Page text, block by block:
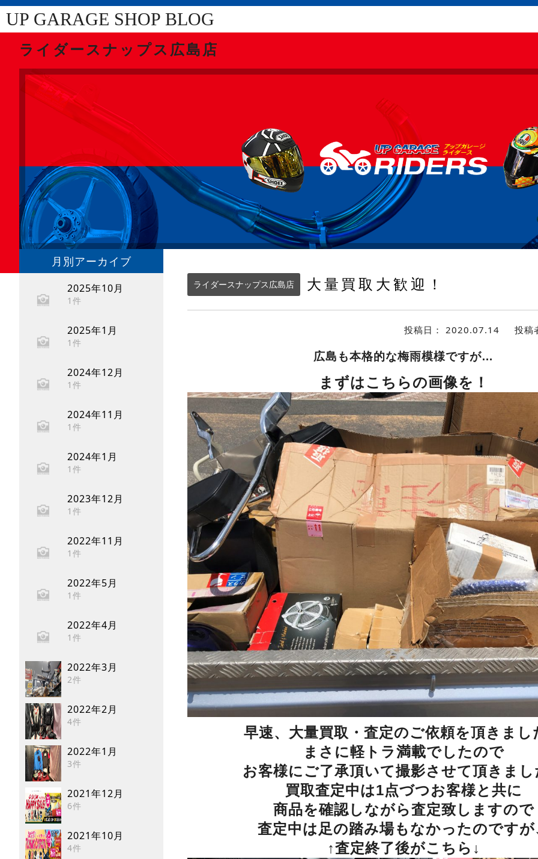
UP GARAGE SHOP BLOG
ライダースナップス広島店
月別アーカイブ
2025年10月
1件
2025年1月
1件
2024年12月
1件
2024年11月
1件
2024年1月
1件
2023年12月
1件
2022年11月
1件
2022年5月
1件
2022年4月
1件
2022年3月
2件
2022年2月
4件
2022年1月
3件
2021年12月
6件
2021年10月
4件
ライダースナップス広島店 大量買取大歓迎！
投稿日： 2020.07.14 投稿
広島も本格的な梅雨模様ですが…
まずはこちらの画像を！
早速、大量買取・査定のご依頼を頂きまし
まさに軽トラ満載でしたので
お客様にご了承頂いて撮影させて頂きまし
買取査定中は1点づつお客様と共に
商品を確認しながら査定致しますので
査定中は足の踏み場もなかったのですが
↑査定終了後がこちら↓